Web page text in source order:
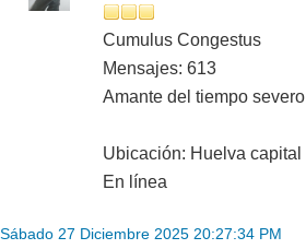
Cumulus Congestus
Mensajes: 613
Amante del tiempo severo
Ubicación: Huelva capital
En línea
Sábado 27 Diciembre 2025 20:27:34 PM